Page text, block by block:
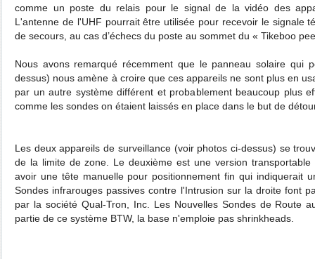
comme un poste du relais pour le signal de la vidéo des
L'antenne de l'UHF pourrait être utilisée pour recevoir le signale
de secours, au cas d’échecs du poste au sommet du « Tikeboo
Nous avons remarqué récemment que le panneau solaire qui
dessus) nous amène à croire que ces appareils ne sont plus en
par un autre système différent et probablement beaucoup plus
comme les sondes on étaient laissés en place dans le but de
Les deux appareils de surveillance (voir photos ci-dessus) se
de la limite de zone. Le deuxième est une version
avoir une tête manuelle pour positionnement fin qui indiquerait
Sondes infrarouges passives contre l'Intrusion sur la droite font
par la société Qual-Tron, Inc. Les Nouvelles Sondes de Route
partie de ce système BTW, la base n'emploie pas shrinkheads.